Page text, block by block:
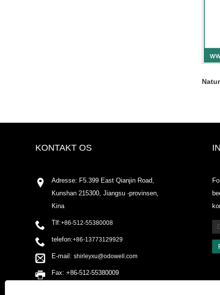
KONTAKT OS
Adresse: F5.399 East Qianjin Road,
Kunshan 215300, Jiangsu -provinsen,
Kina
Tlf:+86-512-55380008
telefon:+86-13773129929
E-mail: shirleyxu@odowell.com
Fax: +86-512-55380009